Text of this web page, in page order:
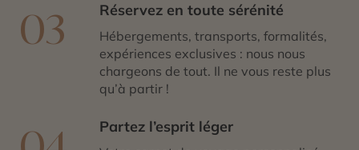
03 Réservez en toute sérénité
Hébergements, transports, formalités,
expériences exclusives : nous nous
chargeons de tout. Il ne vous reste plus
qu’à partir !
Partez l’esprit léger